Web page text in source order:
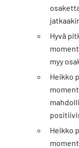
Hyvä
myy
Heikko
Heikko